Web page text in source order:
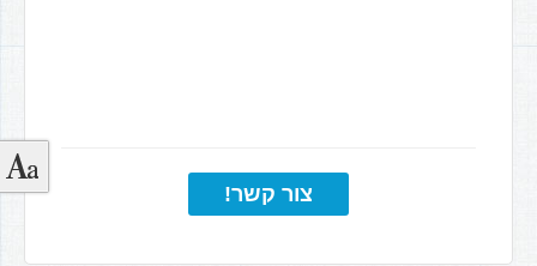
צור קשר!